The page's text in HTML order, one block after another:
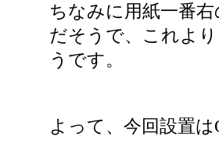
ちなみに用紙一番右
だそうで、これよ
うです。
よって、今回設置